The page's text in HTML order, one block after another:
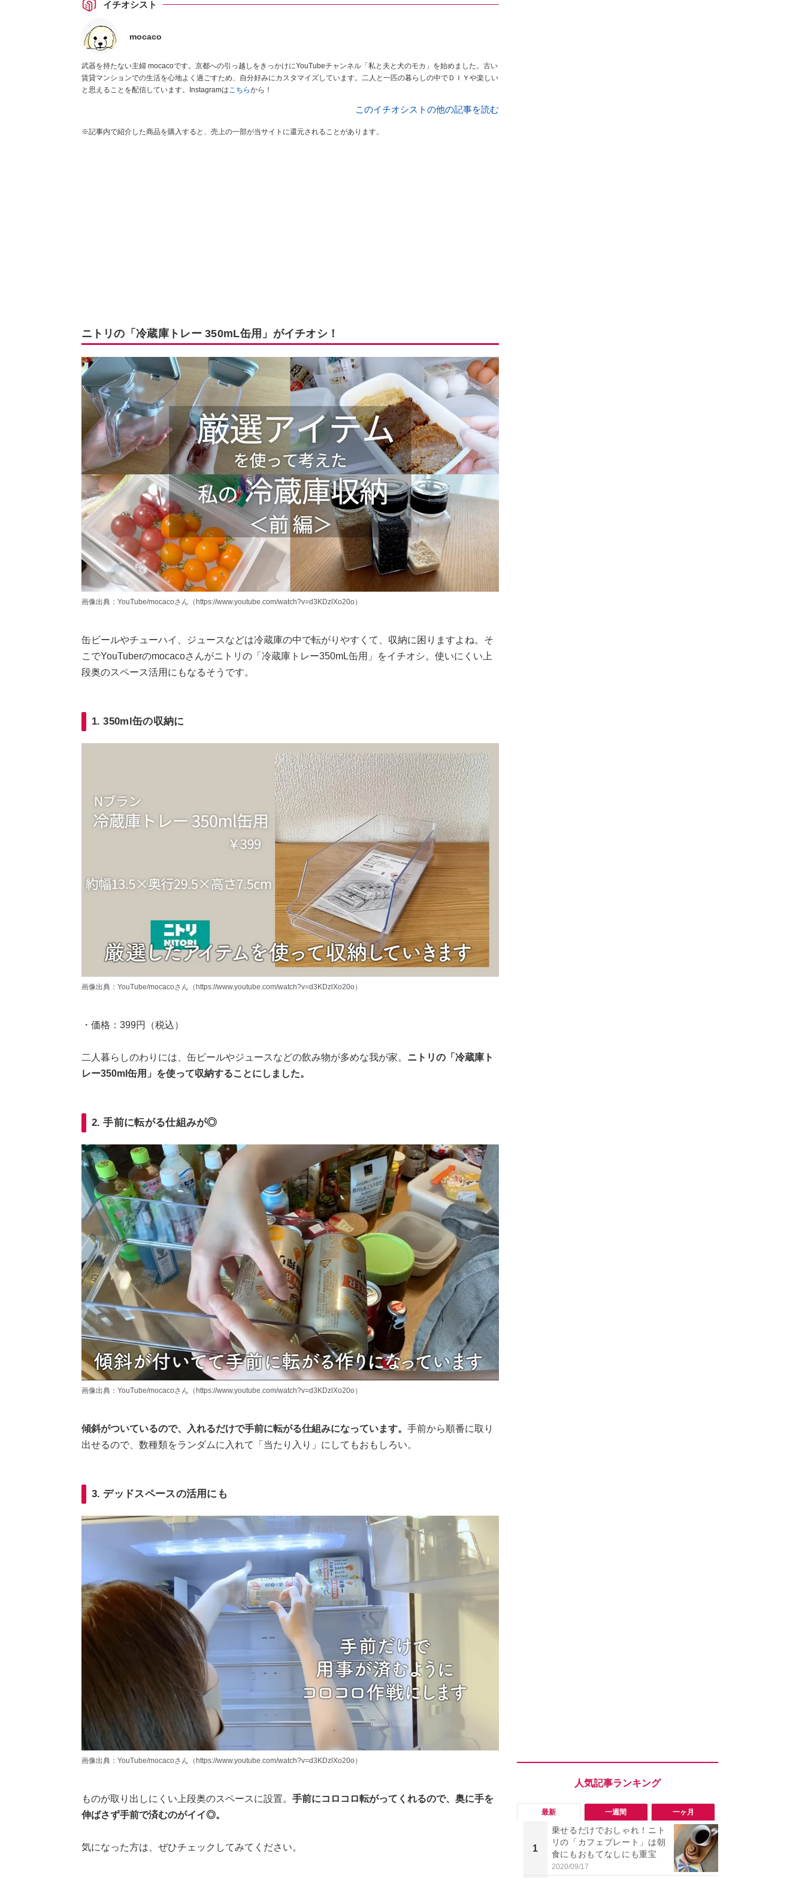
イチオシスト
mocaco
武器を持たない主婦 mocacoです。京都への引っ越しをきっかけにYouTubeチャンネル「私と夫と犬のモカ」を始めました。古い
賃貸マンションでの生活を心地よく過ごすため、自分好みにカスタマイズしています。二人と一匹の暮らしの中でＤＩＹや楽しい
と思えることを配信しています。Instagramはこちらから！
このイチオシストの他の記事を読む
※記事内で紹介した商品を購入すると、売上の一部が当サイトに還元されることがあります。
ニトリの「冷蔵庫トレー 350mL缶用」がイチオシ！
画像出典：YouTube/mocacoさん（https://www.youtube.com/watch?v=d3KDzlXo20o）
缶ビールやチューハイ、ジュースなどは冷蔵庫の中で転がりやすくて、収納に困りますよね。そ
こでYouTuberのmocacoさんがニトリの「冷蔵庫トレー350mL缶用」をイチオシ。使いにくい上
段奥のスペース活用にもなるそうです。
1. 350ml缶の収納に
画像出典：YouTube/mocacoさん（https://www.youtube.com/watch?v=d3KDzlXo20o）
・価格：399円（税込）
二人暮らしのわりには、缶ビールやジュースなどの飲み物が多めな我が家。 ニトリの「冷蔵庫ト
レー350ml缶用」を使って収納することにしました。
2. 手前に転がる仕組みが◎
画像出典：YouTube/mocacoさん（https://www.youtube.com/watch?v=d3KDzlXo20o）
傾斜がついているので、入れるだけで手前に転がる仕組みになっています。 手前から順番に取り
出せるので、数種類をランダムに入れて「当たり入り」にしてもおもしろい。
3. デッドスペースの活用にも
画像出典：YouTube/mocacoさん（https://www.youtube.com/watch?v=d3KDzlXo20o）
ものが取り出しにくい上段奥のスペースに設置。 手前にコロコロ転がってくれるので、奥に手を
伸ばさず手前で済むのがイイ◎。
気になった方は、ぜひチェックしてみてください。
最新 一週間 一ヶ月
1
乗せるだけでおしゃれ！ニト
リの「カフェプレート」は朝
食にもおもてなしにも重宝
2020/09/17